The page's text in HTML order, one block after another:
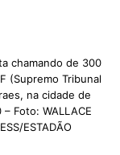
chamando de 300
(Supremo Tribunal
na cidade de
Foto: WALLACE
ESTADÃO